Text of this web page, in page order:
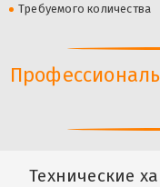
Требуемого количества
Технические